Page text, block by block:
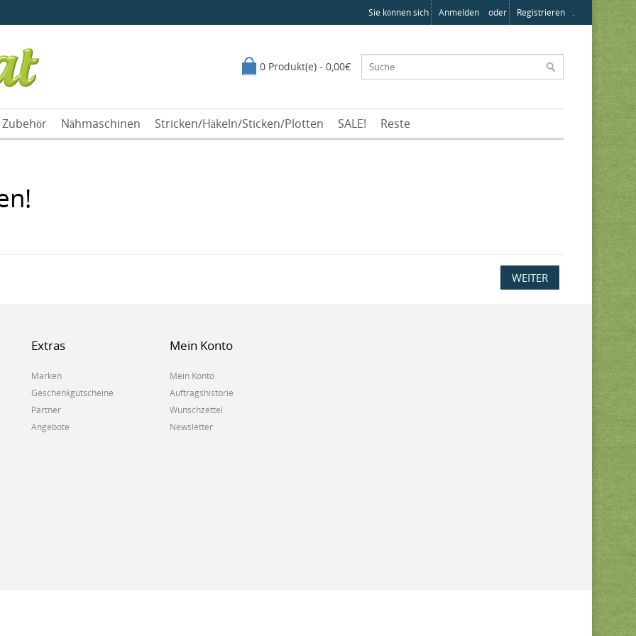
Sie können sich Anmelden oder Registrieren .
0 Produkt(e) - 0,00€
Zubehör Nähmaschinen Stricken/Häkeln/Sticken/Plotten SALE! Reste
WEITER
Extras
Marken
Geschenkgutscheine
Partner
Angebote
Mein Konto
Mein Konto
Auftragshistorie
Wunschzettel
Newsletter